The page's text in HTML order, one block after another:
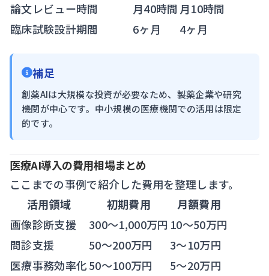
論文レビュー時間
月40時間 月10時間
臨床試験設計期間
6ヶ月 4ヶ月
補足
創薬AIは大規模な投資が必要なため、製薬企業や研究
機関が中心です。中小規模の医療機関での活用は限定
的です。
医療AI導入の費用相場まとめ
ここまでの事例で紹介した費用を整理します。
活用領域
初期費用
月額費用
画像診断支援
300〜1,000万円 10〜50万円
問診支援
50〜200万円
3〜10万円
医療事務効率化50〜100万円
5〜20万円